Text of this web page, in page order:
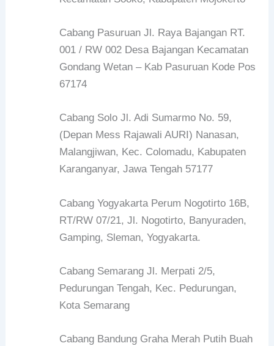
Cabang Pasuruan Jl. Raya Bajangan RT.
001 / RW 002 Desa Bajangan Kecamatan
Gondang Wetan – Kab Pasuruan Kode Pos
67174
Cabang Solo Jl. Adi Sumarmo No. 59,
(Depan Mess Rajawali AURI) Nanasan,
Malangjiwan, Kec. Colomadu, Kabupaten
Karanganyar, Jawa Tengah 57177
Cabang Yogyakarta Perum Nogotirto 16B,
RT/RW 07/21, Jl. Nogotirto, Banyuraden,
Gamping, Sleman, Yogyakarta.
Cabang Semarang Jl. Merpati 2/5,
Pedurungan Tengah, Kec. Pedurungan,
Kota Semarang
Cabang Bandung Graha Merah Putih Buah